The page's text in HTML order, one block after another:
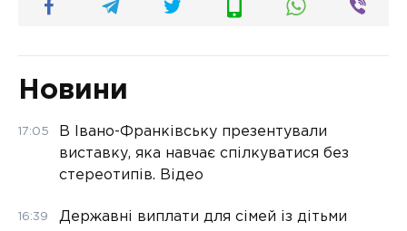
Новини
17:05
В Івано-Франківську презентували
виставку, яка навчає спілкуватися без
стереотипів. Відео
16:39
Державні виплати для сімей із дітьми